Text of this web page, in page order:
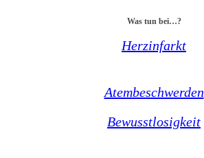
Was tun bei…?
Herzinfarkt
Atembeschwerden
Bewusstlosigkeit